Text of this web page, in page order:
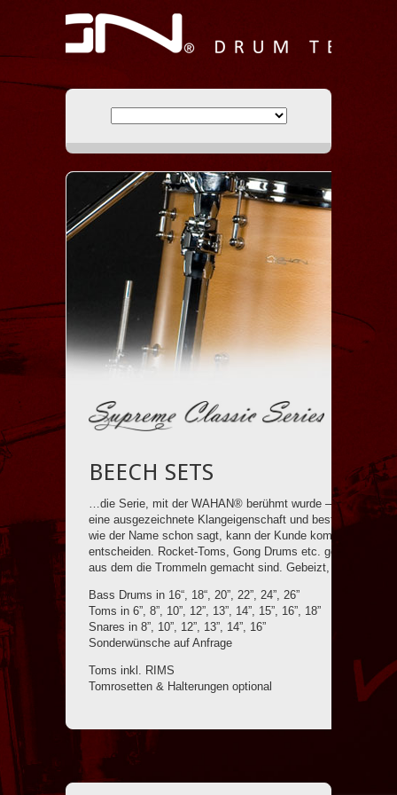
BEECH SETS
…die Serie, mit der WAHAN® berühmt wurde –
eine ausgezeichnete Klangeigenschaft und beste
wie der Name schon sagt, kann der Kunde komplett über
entscheiden. Rocket-Toms, Gong Drums etc. gehören
aus dem die Trommeln gemacht sind. Gebeizt, lackiert &
Bass Drums in 16“, 18“, 20”, 22”, 24”, 26”
Toms in 6”, 8”, 10”, 12”, 13”, 14”, 15”, 16”, 18”
Snares in 8”, 10”, 12”, 13”, 14”, 16”
Sonderwünsche auf Anfrage
Toms inkl. RIMS
Tomrosetten & Halterungen optional